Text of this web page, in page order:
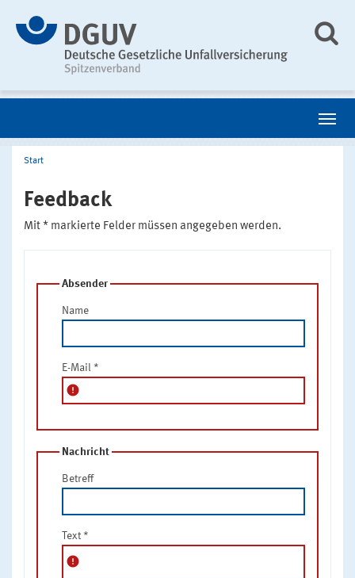
Start
Feedback
Mit * markierte Felder müssen angegeben werden.
Absender
Name
E-Mail *
error
Nachricht
Betreff
Text *
error